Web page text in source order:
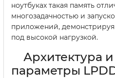
ноутбуках такая память
многозадачностью и
приложений,
под высокой нагрузкой.
Архитектура
параметры